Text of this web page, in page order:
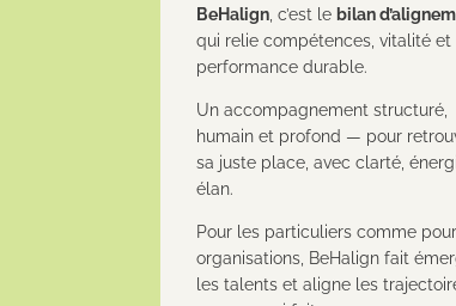
BeHalign, c’est le bilan
qui relie compétences, vitalité et
performance durable.
Un accompagnement structuré,
humain et profond — pour
sa juste place, avec clarté,
élan.
Pour les particuliers comme
organisations, BeHalign fait
les talents et aligne les